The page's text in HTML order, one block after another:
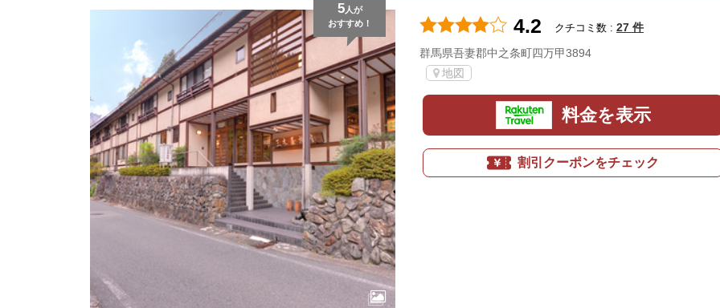
5人が
おすすめ！
4.2 クチコミ数 : 27 件
群馬県吾妻郡中之条町四万甲3894
地図
料金を表示
割引クーポンをチェック